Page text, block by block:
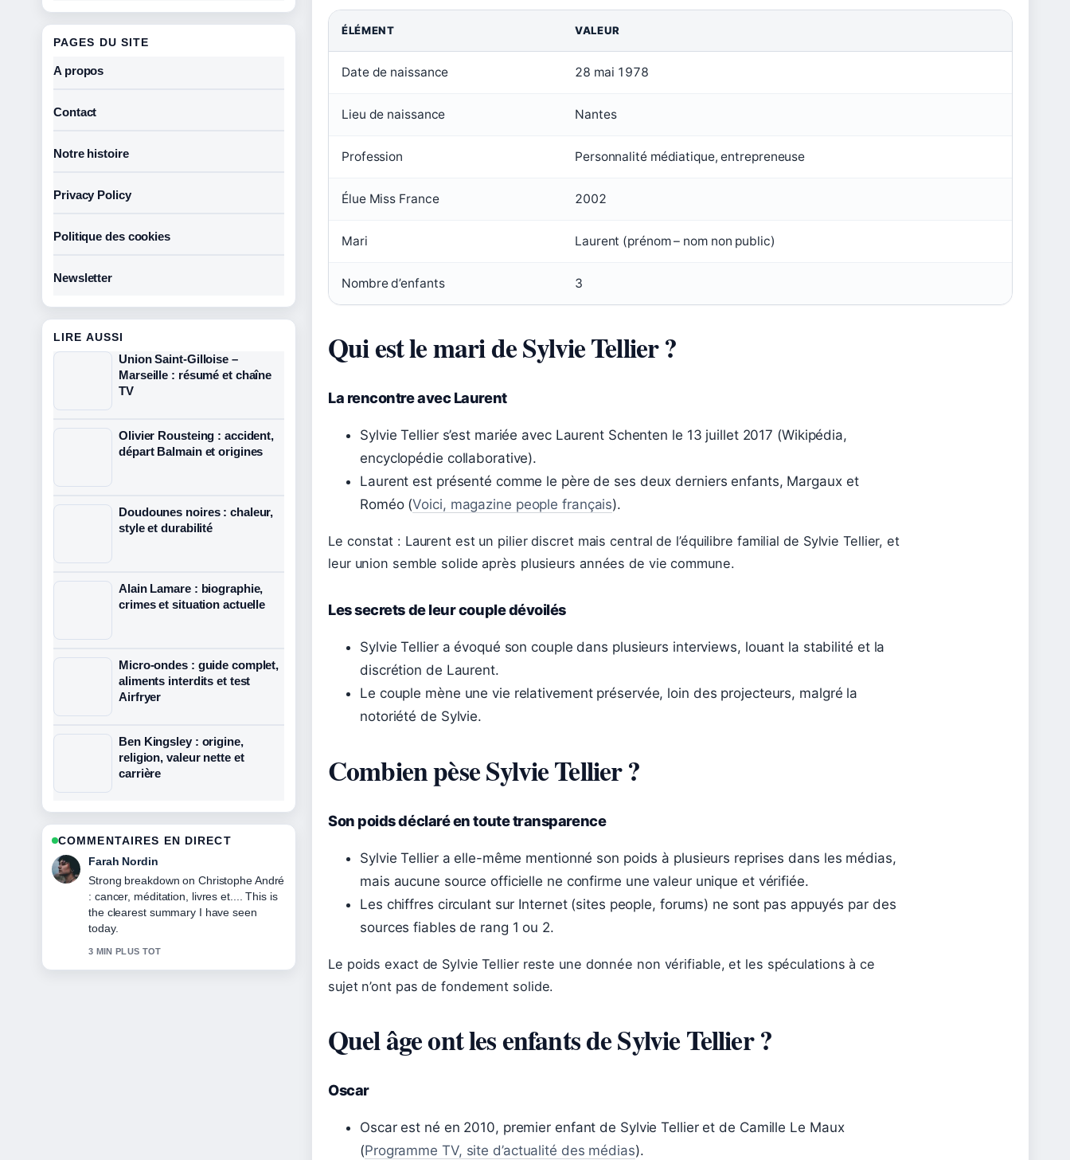
ÉLÉMENT VALEUR
Date de naissance 28 mai 1978
Lieu de naissance Nantes
Profession Personnalité médiatique, entrepreneuse
Élue Miss France 2002
Mari Laurent (prénom – nom non public)
Nombre d’enfants 3
Qui est le mari de Sylvie Tellier ?
La rencontre avec Laurent
Sylvie Tellier s’est mariée avec Laurent Schenten le 13 juillet 2017 (Wikipédia,
encyclopédie collaborative).
Laurent est présenté comme le père de ses deux derniers enfants, Margaux et
Roméo (Voici, magazine people français).
Le constat : Laurent est un pilier discret mais central de l’équilibre familial de Sylvie Tellier, et
leur union semble solide après plusieurs années de vie commune.
Les secrets de leur couple dévoilés
Sylvie Tellier a évoqué son couple dans plusieurs interviews, louant la stabilité et la
discrétion de Laurent.
Le couple mène une vie relativement préservée, loin des projecteurs, malgré la
notoriété de Sylvie.
Combien pèse Sylvie Tellier ?
Son poids déclaré en toute transparence
Sylvie Tellier a elle-même mentionné son poids à plusieurs reprises dans les médias,
mais aucune source officielle ne confirme une valeur unique et vérifiée.
Les chiffres circulant sur Internet (sites people, forums) ne sont pas appuyés par des
sources fiables de rang 1 ou 2.
Le poids exact de Sylvie Tellier reste une donnée non vérifiable, et les spéculations à ce
sujet n’ont pas de fondement solide.
Quel âge ont les enfants de Sylvie Tellier ?
Oscar
Oscar est né en 2010, premier enfant de Sylvie Tellier et de Camille Le Maux
(Programme TV, site d’actualité des médias).
PAGES DU SITE
A propos
Contact
Notre histoire
Privacy Policy
Politique des cookies
Newsletter
LIRE AUSSI
Union Saint-Gilloise –
Marseille : résumé et chaîne
TV
Olivier Rousteing : accident,
départ Balmain et origines
Doudounes noires : chaleur,
style et durabilité
Alain Lamare : biographie,
crimes et situation actuelle
Micro-ondes : guide complet,
aliments interdits et test
Airfryer
Ben Kingsley : origine,
religion, valeur nette et
carrière
COMMENTAIRES EN DIRECT
Liam Carter
Following Marlène Jobert : drame,
accident de voiture... closely -
appreciate the balanced tone here.
5 MIN PLUS TOT